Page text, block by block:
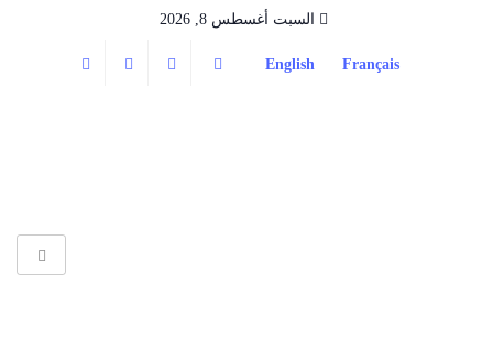
السبت أغسطس 8, 2026
Français
English